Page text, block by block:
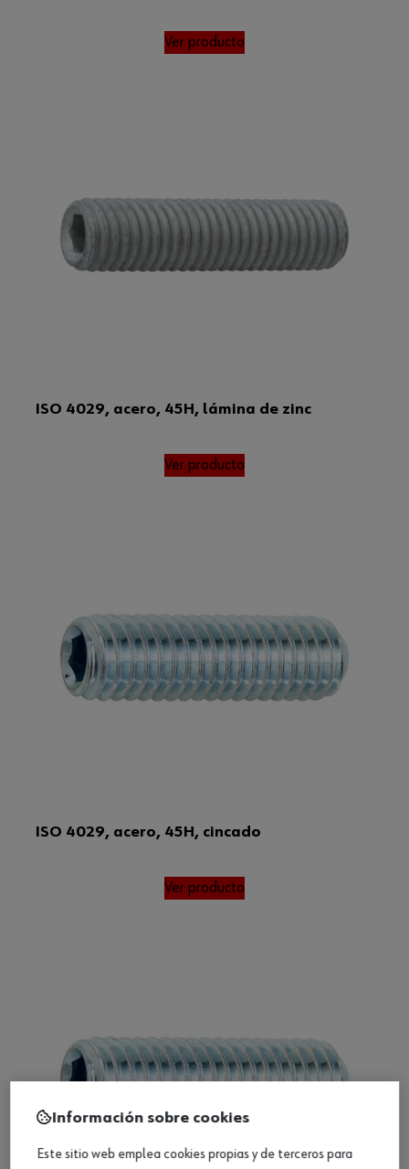
Ver producto
ISO 4029, acero, 45H, lámina de zinc
Ver producto
ISO 4029, acero, 45H, cincado
Ver producto
Información sobre cookies
Este sitio web emplea cookies propias y de terceros para